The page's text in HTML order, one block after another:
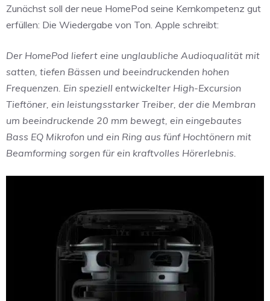
Zunächst soll der neue HomePod seine Kernkompetenz gut
erfüllen: Die Wiedergabe von Ton. Apple schreibt:
Der HomePod liefert eine unglaubliche Audioqualität mit
satten, tiefen Bässen und beeindruckenden hohen
Frequenzen. Ein speziell entwickelter High-Excursion
Tieftöner, ein leistungsstarker Treiber, der die Membran
um beeindruckende 20 mm bewegt, ein eingebautes
Bass EQ Mikrofon und ein Ring aus fünf Hochtönern mit
Beamforming sorgen für ein kraftvolles Hörerlebnis.